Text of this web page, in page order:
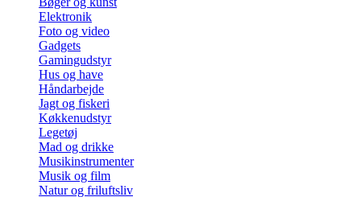
Elektronik
Foto og video
Gadgets
Gamingudstyr
Hus og have
Håndarbejde
Jagt og fiskeri
Køkkenudstyr
Legetøj
Mad og drikke
Musikinstrumenter
Musik og film
Natur og friluftsliv